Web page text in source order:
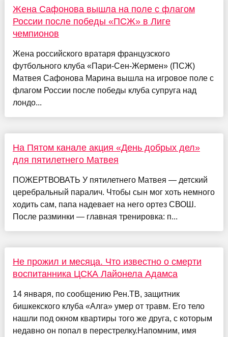
Жена Сафонова вышла на поле с флагом
России после победы «ПСЖ» в Лиге
чемпионов
Жена российского вратаря французского
футбольного клуба «Пари-Сен-Жермен» (ПСЖ)
Матвея Сафонова Марина вышла на игровое поле с
флагом России после победы клуба супруга над
лондо...
На Пятом канале акция «День добрых дел»
для пятилетнего Матвея
ПОЖЕРТВОВАТЬ У пятилетнего Матвея — детский
церебральный паралич. Чтобы сын мог хоть немного
ходить сам, папа надевает на него ортез СВОШ.
После разминки — главная тренировка: п...
Не прожил и месяца. Что известно о смерти
воспитанника ЦСКА Лайонела Адамса
14 января, по сообщению Рен.ТВ, защитник
бишкекского клуба «Алга» умер от травм. Его тело
нашли под окном квартиры того же друга, с которым
недавно он попал в перестрелку.Напомним, имя